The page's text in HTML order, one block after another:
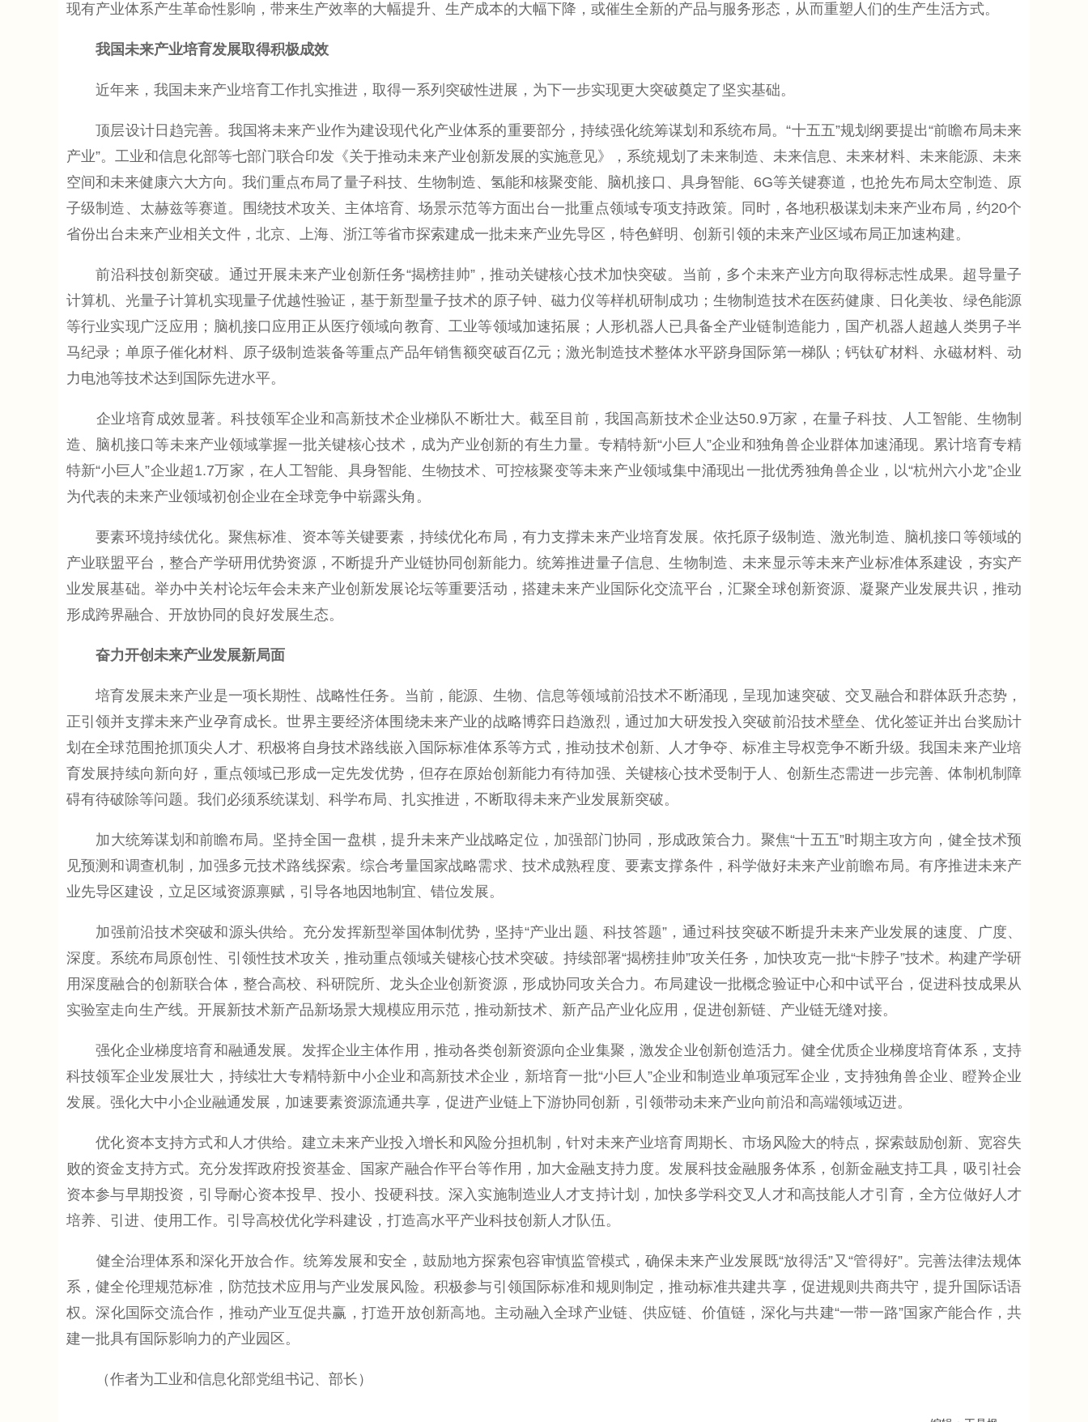
现有产业体系产生革命性影响，带来生产效率的大幅提升、生产成本的大幅下降，或催生全新的产品与服务形态，从而重塑人们的生产生活方式。
我国未来产业培育发展取得积极成效
近年来，我国未来产业培育工作扎实推进，取得一系列突破性进展，为下一步实现更大突破奠定了坚实基础。
顶层设计日趋完善。我国将未来产业作为建设现代化产业体系的重要部分，持续强化统筹谋划和系统布局。“十五五”规划纲要提出“前瞻布局未来
产业”。工业和信息化部等七部门联合印发《关于推动未来产业创新发展的实施意见》，系统规划了未来制造、未来信息、未来材料、未来能源、未来
空间和未来健康六大方向。我们重点布局了量子科技、生物制造、氢能和核聚变能、脑机接口、具身智能、6G等关键赛道，也抢先布局太空制造、原
子级制造、太赫兹等赛道。围绕技术攻关、主体培育、场景示范等方面出台一批重点领域专项支持政策。同时，各地积极谋划未来产业布局，约20个
省份出台未来产业相关文件，北京、上海、浙江等省市探索建成一批未来产业先导区，特色鲜明、创新引领的未来产业区域布局正加速构建。
前沿科技创新突破。通过开展未来产业创新任务“揭榜挂帅”，推动关键核心技术加快突破。当前，多个未来产业方向取得标志性成果。超导量子
计算机、光量子计算机实现量子优越性验证，基于新型量子技术的原子钟、磁力仪等样机研制成功；生物制造技术在医药健康、日化美妆、绿色能源
等行业实现广泛应用；脑机接口应用正从医疗领域向教育、工业等领域加速拓展；人形机器人已具备全产业链制造能力，国产机器人超越人类男子半
马纪录；单原子催化材料、原子级制造装备等重点产品年销售额突破百亿元；激光制造技术整体水平跻身国际第一梯队；钙钛矿材料、永磁材料、动
力电池等技术达到国际先进水平。
企业培育成效显著。科技领军企业和高新技术企业梯队不断壮大。截至目前，我国高新技术企业达50.9万家，在量子科技、人工智能、生物制
造、脑机接口等未来产业领域掌握一批关键核心技术，成为产业创新的有生力量。专精特新“小巨人”企业和独角兽企业群体加速涌现。累计培育专精
特新“小巨人”企业超1.7万家，在人工智能、具身智能、生物技术、可控核聚变等未来产业领域集中涌现出一批优秀独角兽企业，以“杭州六小龙”企业
为代表的未来产业领域初创企业在全球竞争中崭露头角。
要素环境持续优化。聚焦标准、资本等关键要素，持续优化布局，有力支撑未来产业培育发展。依托原子级制造、激光制造、脑机接口等领域的
产业联盟平台，整合产学研用优势资源，不断提升产业链协同创新能力。统筹推进量子信息、生物制造、未来显示等未来产业标准体系建设，夯实产
业发展基础。举办中关村论坛年会未来产业创新发展论坛等重要活动，搭建未来产业国际化交流平台，汇聚全球创新资源、凝聚产业发展共识，推动
形成跨界融合、开放协同的良好发展生态。
奋力开创未来产业发展新局面
培育发展未来产业是一项长期性、战略性任务。当前，能源、生物、信息等领域前沿技术不断涌现，呈现加速突破、交叉融合和群体跃升态势，
正引领并支撑未来产业孕育成长。世界主要经济体围绕未来产业的战略博弈日趋激烈，通过加大研发投入突破前沿技术壁垒、优化签证并出台奖励计
划在全球范围抢抓顶尖人才、积极将自身技术路线嵌入国际标准体系等方式，推动技术创新、人才争夺、标准主导权竞争不断升级。我国未来产业培
育发展持续向新向好，重点领域已形成一定先发优势，但存在原始创新能力有待加强、关键核心技术受制于人、创新生态需进一步完善、体制机制障
碍有待破除等问题。我们必须系统谋划、科学布局、扎实推进，不断取得未来产业发展新突破。
加大统筹谋划和前瞻布局。坚持全国一盘棋，提升未来产业战略定位，加强部门协同，形成政策合力。聚焦“十五五”时期主攻方向，健全技术预
见预测和调查机制，加强多元技术路线探索。综合考量国家战略需求、技术成熟程度、要素支撑条件，科学做好未来产业前瞻布局。有序推进未来产
业先导区建设，立足区域资源禀赋，引导各地因地制宜、错位发展。
加强前沿技术突破和源头供给。充分发挥新型举国体制优势，坚持“产业出题、科技答题”，通过科技突破不断提升未来产业发展的速度、广度、
深度。系统布局原创性、引领性技术攻关，推动重点领域关键核心技术突破。持续部署“揭榜挂帅”攻关任务，加快攻克一批“卡脖子”技术。构建产学研
用深度融合的创新联合体，整合高校、科研院所、龙头企业创新资源，形成协同攻关合力。布局建设一批概念验证中心和中试平台，促进科技成果从
实验室走向生产线。开展新技术新产品新场景大规模应用示范，推动新技术、新产品产业化应用，促进创新链、产业链无缝对接。
强化企业梯度培育和融通发展。发挥企业主体作用，推动各类创新资源向企业集聚，激发企业创新创造活力。健全优质企业梯度培育体系，支持
科技领军企业发展壮大，持续壮大专精特新中小企业和高新技术企业，新培育一批“小巨人”企业和制造业单项冠军企业，支持独角兽企业、瞪羚企业
发展。强化大中小企业融通发展，加速要素资源流通共享，促进产业链上下游协同创新，引领带动未来产业向前沿和高端领域迈进。
优化资本支持方式和人才供给。建立未来产业投入增长和风险分担机制，针对未来产业培育周期长、市场风险大的特点，探索鼓励创新、宽容失
败的资金支持方式。充分发挥政府投资基金、国家产融合作平台等作用，加大金融支持力度。发展科技金融服务体系，创新金融支持工具，吸引社会
资本参与早期投资，引导耐心资本投早、投小、投硬科技。深入实施制造业人才支持计划，加快多学科交叉人才和高技能人才引育，全方位做好人才
培养、引进、使用工作。引导高校优化学科建设，打造高水平产业科技创新人才队伍。
健全治理体系和深化开放合作。统筹发展和安全，鼓励地方探索包容审慎监管模式，确保未来产业发展既“放得活”又“管得好”。完善法律法规体
系，健全伦理规范标准，防范技术应用与产业发展风险。积极参与引领国际标准和规则制定，推动标准共建共享，促进规则共商共守，提升国际话语
权。深化国际交流合作，推动产业互促共赢，打造开放创新高地。主动融入全球产业链、供应链、价值链，深化与共建“一带一路”国家产能合作，共
建一批具有国际影响力的产业园区。
（作者为工业和信息化部党组书记、部长）